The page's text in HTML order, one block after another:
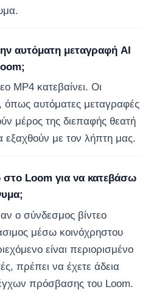
αυτόματη μεταγραφή AI
MP4 κατεβαίνει. Οι
όπως αυτόματες μεταγραφές
μέρος της διεπαφής θεατή
εξαχθούν με τον λήπτη μας.
στο Loom για να κατεβάσω
ο σύνδεσμος βίντεο
μέσω κοινόχρηστου
είναι περιορισμένο
πρέπει να έχετε άδεια
πρόσβασης του Loom.